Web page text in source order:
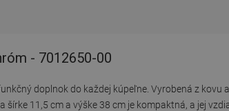
- 7012650-00
doplnok do každej kúpeľne. Vyrobená z
šírke 11,5 cm a výške 38 cm je kompaktná, a jej